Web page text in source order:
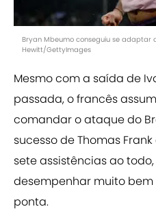
Bryan Mbeumo conseguiu se adaptar
Hewitt/GettyImages
Mesmo com a saída de
passada, o francês
comandar o ataque do
sucesso de Thomas
sete assistências ao
desempenhar muito
ponta.